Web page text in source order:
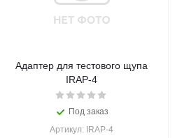
Адаптер для тестового щупа
IRAP-4
Под заказ
Артикул: IRAP-4